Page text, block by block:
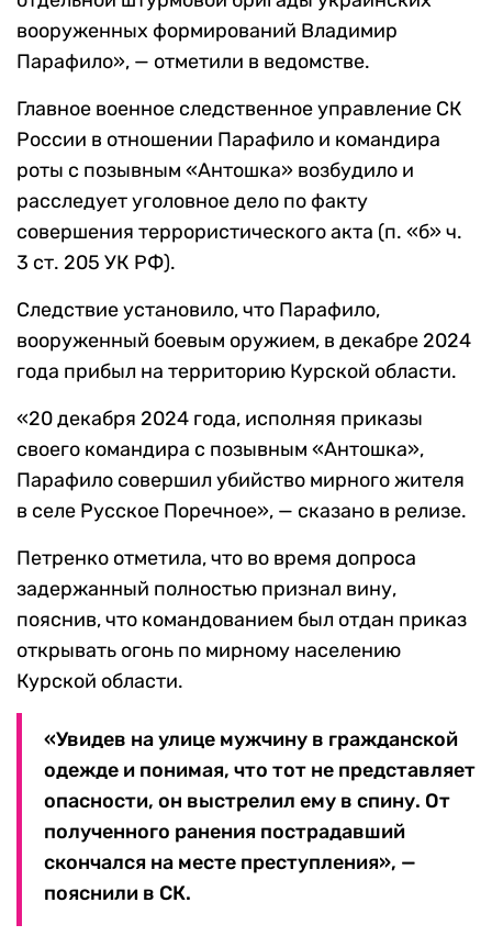
вооруженных формирований Владимир
Парафило», — отметили в ведомстве.
Главное военное следственное управление СК
России в отношении Парафило и командира
роты с позывным «Антошка» возбудило и
расследует уголовное дело по факту
совершения террористического акта (п. «б» ч.
3 ст. 205 УК РФ).
Следствие установило, что Парафило,
вооруженный боевым оружием, в декабре 2024
года прибыл на территорию Курской области.
«20 декабря 2024 года, исполняя приказы
своего командира с позывным «Антошка»,
Парафило совершил убийство мирного жителя
в селе Русское Поречное», — сказано в релизе.
Петренко отметила, что во время допроса
задержанный полностью признал вину,
пояснив, что командованием был отдан приказ
открывать огонь по мирному населению
Курской области.
«Увидев на улице мужчину в гражданской
одежде и понимая, что тот не представляет
опасности, он выстрелил ему в спину. От
полученного ранения пострадавший
скончался на месте преступления», —
пояснили в СК.